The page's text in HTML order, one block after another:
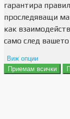
гарантира
проследяващи
как
само след вашето
Виж опции
Препочитания за
Приемам всички